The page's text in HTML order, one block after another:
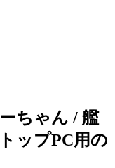
ちゃん / 艦
ップPC用の